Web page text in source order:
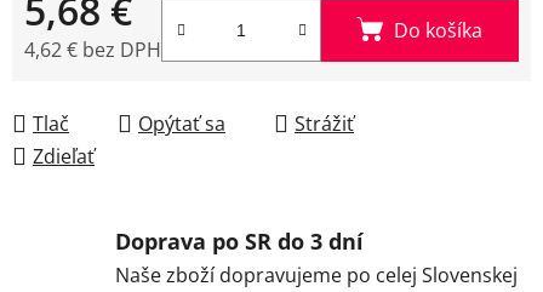
4,62 € bez DPH
Do košíka
Tlač Opýtať sa
Strážiť
Zdieľať
Doprava po SR do 3 dní
Naše zboží dopravujeme po celej Slovenskej